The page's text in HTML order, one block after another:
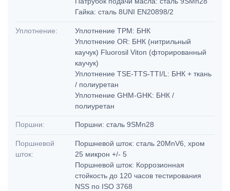
Гайка: сталь 8UNI EN20898/2
Уплотнение:
Уплотнение TPM: БНК
Уплотнение OR: БНК (нитрильный
каучук) Fluorosil Viton (фторированный
каучук)
Уплотнение TSE-TTS-TTI/L: БНК + ткань
/ полиуретан
Уплотнение GHM-GHK: БНК /
полиуретан
Поршни: Поршни: сталь 9SMn28
Поршневой
шток:
Поршневой шток: сталь 20MnV6, хром
25 микрон +/- 5
Поршневой шток: Коррозионная
стойкость до 120 часов тестирования
NSS по ISO 3768